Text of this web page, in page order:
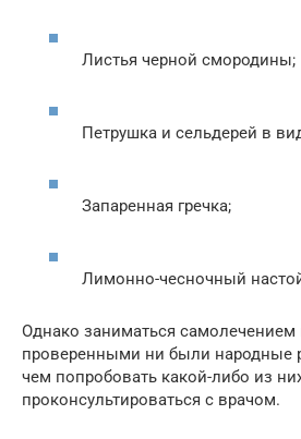
Листья черной смородины;
Петрушка и сельдерей в
Запаренная гречка;
Лимонно-чесночный
Однако заниматься самолечением
проверенными ни были народные
чем попробовать какой-либо из
проконсультироваться с врачом.